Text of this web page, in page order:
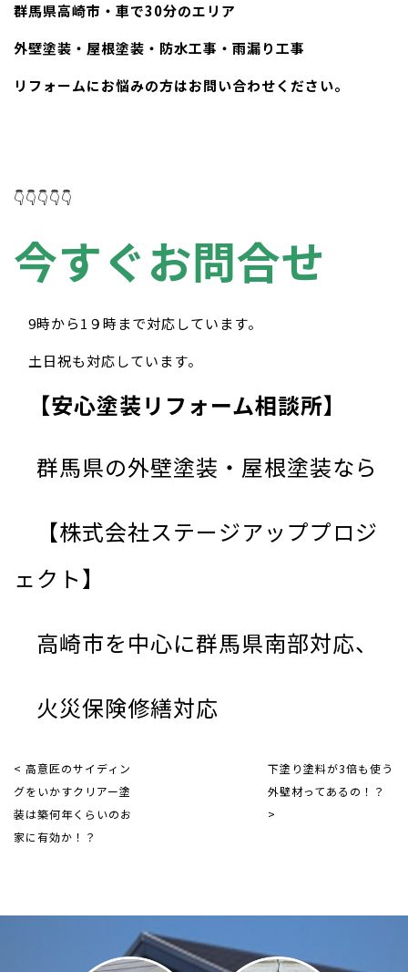
群馬県高崎市・車で30分のエリア
外壁塗装・屋根塗装・防水工事・雨漏り工事
リフォームにお悩みの方はお問い合わせください。
👇👇👇👇👇
今すぐお問合せ
9時から1９時まで対応しています。
土日祝も対応しています。
【安心塗装リフォーム相談所】
群馬県の外壁塗装・屋根塗装なら
【株式会社ステージアッププロジ
ェクト】
高崎市を中心に群馬県南部対応、
火災保険修繕対応
< 高意匠のサイディン
グをいかすクリアー塗
装は築何年くらいのお
家に有効か！？
下塗り塗料が3倍も使う
外壁材ってあるの！？
>